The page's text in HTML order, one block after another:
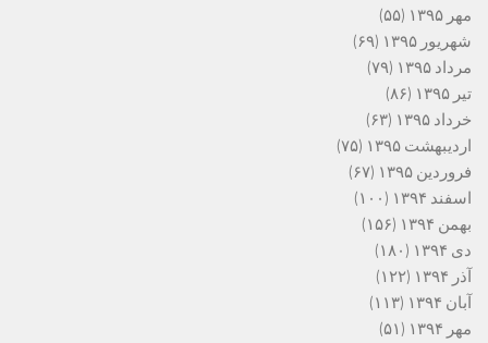
مهر ۱۳۹۵
(۵۵)
شهریور ۱۳۹۵
(۶۹)
مرداد ۱۳۹۵
(۷۹)
تیر ۱۳۹۵
(۸۶)
خرداد ۱۳۹۵
(۶۳)
اردیبهشت ۱۳۹۵
(۷۵)
فروردین ۱۳۹۵
(۶۷)
اسفند ۱۳۹۴
(۱۰۰)
بهمن ۱۳۹۴
(۱۵۶)
دی ۱۳۹۴
(۱۸۰)
آذر ۱۳۹۴
(۱۲۲)
آبان ۱۳۹۴
(۱۱۳)
مهر ۱۳۹۴
(۵۱)